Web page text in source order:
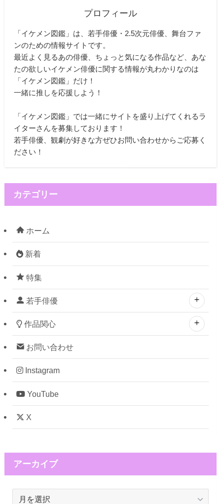
プロフィール
「イケメン図鑑」は、若手俳優・2.5次元俳優、舞台ファ
ンのための情報サイトです。
最近よく見るあの俳優、ちょっと気になる作品など、あな
たの欲しいイケメン俳優に関する情報が丸わかりなのは
「イケメン図鑑」だけ！
一緒に推しを応援しよう！
「イケメン図鑑」では一緒にサイトを盛り上げてくれるラ
イターさんを募集しております！
若手俳優、観劇が好きな方ぜひお問い合わせからご応募く
ださい！
カテゴリー
ホーム
新着
特集
若手俳優
作品関心
お問い合わせ
Instagram
YouTube
X
アーカイブ